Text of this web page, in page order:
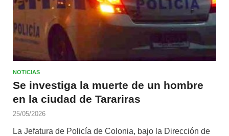
NOTICIAS
Se investiga la muerte de un hombre
en la ciudad de Tarariras
25/05/2026
La Jefatura de Policía de Colonia, bajo la Dirección de